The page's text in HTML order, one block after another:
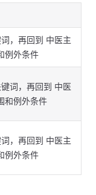
，再回到 中医主
例外条件
词，再回到 中医
和例外条件
，再回到 中医主
例外条件